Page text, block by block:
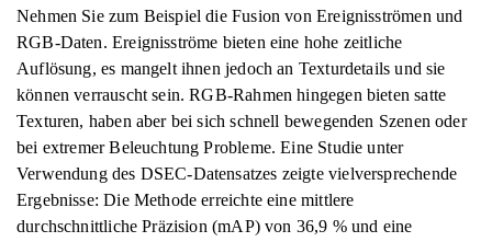
Nehmen Sie zum Beispiel die Fusion von Ereignisströmen und
RGB-Daten. Ereignisströme bieten eine hohe zeitliche
Auflösung, es mangelt ihnen jedoch an Texturdetails und sie
können verrauscht sein. RGB-Rahmen hingegen bieten satte
Texturen, haben aber bei sich schnell bewegenden Szenen oder
bei extremer Beleuchtung Probleme. Eine Studie unter
Verwendung des DSEC-Datensatzes zeigte vielversprechende
Ergebnisse: Die Methode erreichte eine mittlere
durchschnittliche Präzision (mAP) von 36,9 % und eine